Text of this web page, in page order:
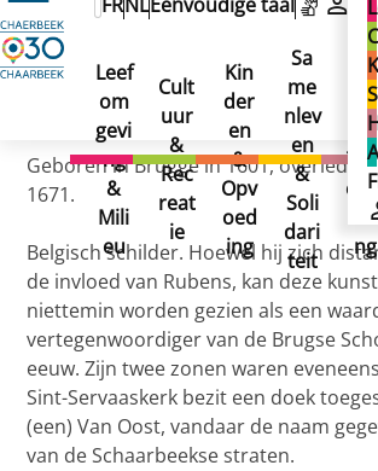
Leef
om
gevi
ng
&
Mili
eu
Cult
uur
&
Rec
reat
ie
Kin
der
en
&
Opv
oed
ing
Sa
me
nlev
en
&
Soli
dari
teit
del
&
ng
VAN OOST, Jacob
Gepubliceerd op 02/12/2024
Geboren in Brugge in 1601,
1671.
Belgisch schilder. Hoewel hij zich
de invloed van Rubens, kan deze
niettemin worden gezien als een
vertegenwoordiger van de Brugse
eeuw. Zijn twee zonen waren
Sint-Servaaskerk bezit een doek
(een) Van Oost, vandaar de naam
van de Schaarbeekse straten.